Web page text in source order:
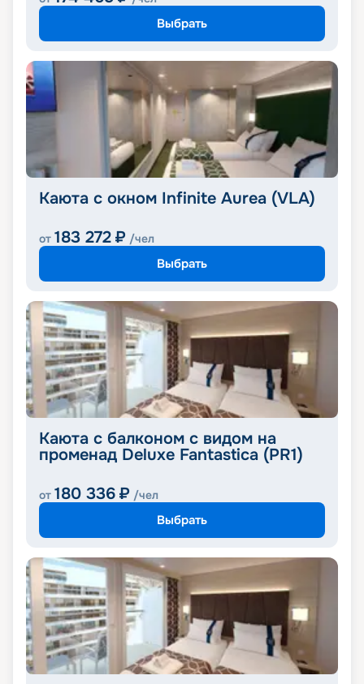
Выбрать
Каюта с окном Infinite Aurea (VLA)
от 183 272 ₽ /чел
Выбрать
Каюта с балконом с видом на
променад Deluxe Fantastica (PR1)
от 180 336 ₽ /чел
Выбрать